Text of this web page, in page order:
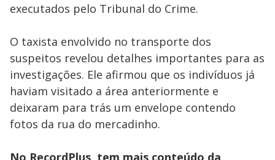
executados pelo Tribunal do Crime.
O taxista envolvido no transporte dos
suspeitos revelou detalhes importantes para as
investigações. Ele afirmou que os indivíduos já
haviam visitado a área anteriormente e
deixaram para trás um envelope contendo
fotos da rua do mercadinho.
No RecordPlus, tem mais conteúdo da